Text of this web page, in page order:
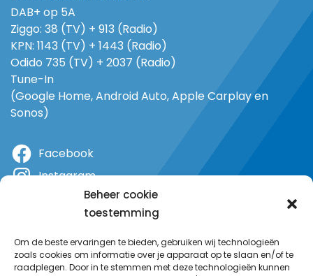
Beheer cookie
toestemming
Om de beste ervaringen te bieden, gebruiken wij technologieën
zoals cookies om informatie over je apparaat op te slaan en/of te
raadplegen. Door in te stemmen met deze technologieën kunnen
DAB+ op 5A
Ziggo: 38 (TV) + 913 (Radio)
KPN: 1143 (TV) + 1443 (Radio)
Odido 735 (TV) + 2037 (Radio)
Tune-In
(Google Home, Android Auto, Apple Carplay en
Sonos)
Facebook
Instagram
YouTube